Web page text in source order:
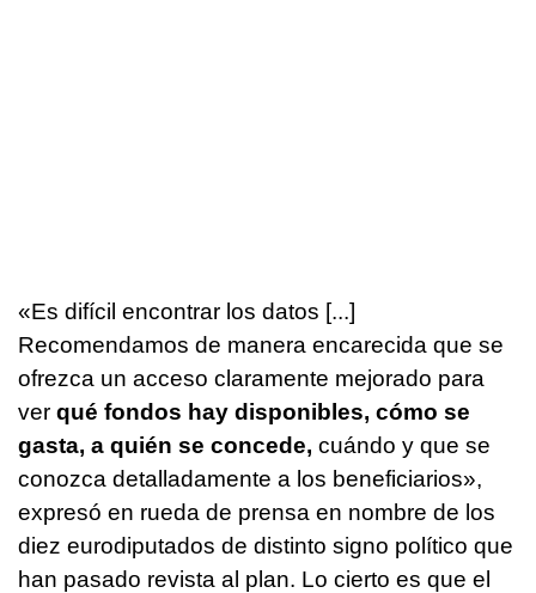
«Es difícil encontrar los datos [...]
Recomendamos de manera encarecida que se
ofrezca un acceso claramente mejorado para
ver qué fondos hay disponibles, cómo se
gasta, a quién se concede, cuándo y que se
conozca detalladamente a los beneficiarios»,
expresó en rueda de prensa en nombre de los
diez eurodiputados de distinto signo político que
han pasado revista al plan. Lo cierto es que el